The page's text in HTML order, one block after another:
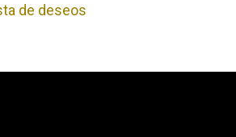
de deseos